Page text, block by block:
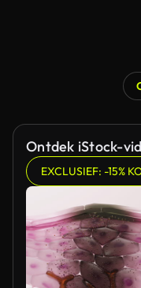
Ontdek iStock-
EXCLUSIEF: -15%